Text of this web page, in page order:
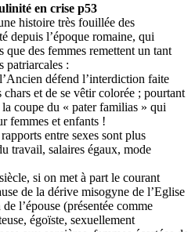
en crise p53
histoire très fouillée des
depuis l’époque romaine, qui
que des femmes remettent un tant
patriarcales :
défend l’interdiction faite
et de se vêtir colorée ; pourtant
coupe du « pater familias » qui
femmes et enfants !
entre sexes sont plus
travail, salaires égaux, mode
si on met à part le courant
de la dérive misogyne de l’Eglise
l’épouse (présentée comme
égoïste, sexuellement